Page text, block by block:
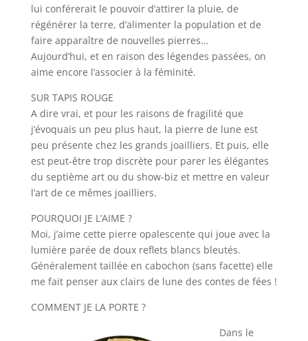
lui conférerait le pouvoir d’attirer la pluie, de
régénérer la terre, d’alimenter la population et de
faire apparaître de nouvelles pierres…
Aujourd’hui, et en raison des légendes passées, on
aime encore l’associer à la féminité.
SUR TAPIS ROUGE
A dire vrai, et pour les raisons de fragilité que
j’évoquais un peu plus haut, la pierre de lune est
peu présente chez les grands joailliers. Et puis, elle
est peut-être trop discrète pour parer les élégantes
du septième art ou du show-biz et mettre en valeur
l’art de ce mêmes joailliers.
POURQUOI JE L’AIME ?
Moi, j’aime cette pierre opalescente qui joue avec la
lumière parée de doux reflets blancs bleutés.
Généralement taillée en cabochon (sans facette) elle
me fait penser aux clairs de lune des contes de fées !
COMMENT JE LA PORTE ?
Dans le